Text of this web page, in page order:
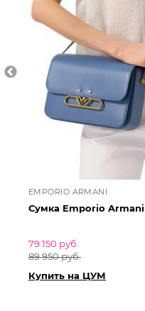
EMPORIO ARMANI
Сумка Emporio Armani
79 150 руб.
89 950 руб.
Купить на ЦУМ